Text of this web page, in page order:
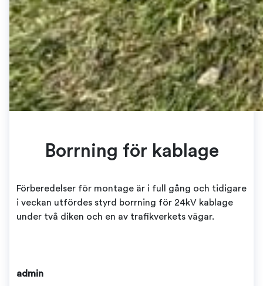
Borrning för kablage
Förberedelser för montage är i full gång och tidigare
i veckan utfördes styrd borrning för 24kV kablage
under två diken och en av trafikverkets vägar.
admin